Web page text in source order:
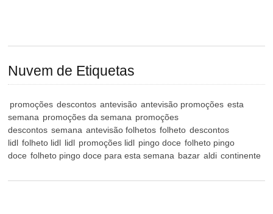
Nuvem de Etiquetas
promoções descontos antevisão antevisão promoções esta
semana promoções da semana promoções
descontos semana antevisão folhetos folheto descontos
lidl folheto lidl lidl promoções lidl pingo doce folheto pingo
doce folheto pingo doce para esta semana bazar aldi continente